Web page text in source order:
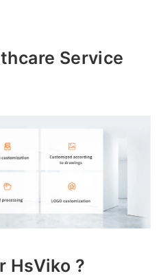
Service
HsViko ?